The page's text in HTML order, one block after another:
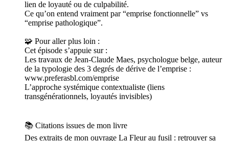
lien de loyauté ou de culpabilité.
Ce qu’on entend vraiment par “emprise fonctionnelle” vs
“emprise pathologique”.
🧩 Pour aller plus loin :
Cet épisode s’appuie sur :
Les travaux de Jean-Claude Maes, psychologue belge, auteur
de la typologie des 3 degrés de dérive de l’emprise :
www.preferasbl.com/emprise
L’approche systémique contextualiste (liens
transgénérationnels, loyautés invisibles)
📚 Citations issues de mon livre
Des extraits de mon ouvrage La Fleur au fusil : retrouver sa